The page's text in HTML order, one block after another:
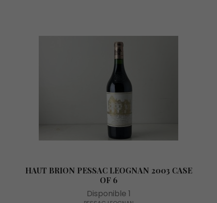
HAUT BRION PESSAC LEOGNAN 2003 CASE
OF 6
Disponible 1